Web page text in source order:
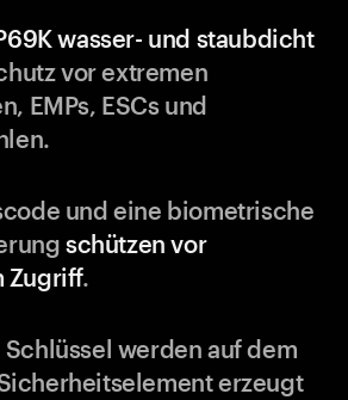
wasser- und staubdicht
vor extremen
EMPs, ESCs und
und eine biometrische
schützen vor
Zugriff.
werden auf dem
erzeugt